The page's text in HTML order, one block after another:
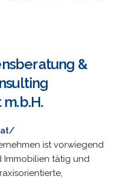
&
ist vorwiegend
Immobilien tätig und